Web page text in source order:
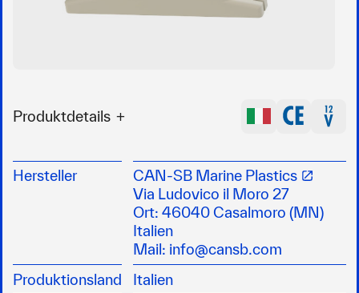
Produktdetails
Durchmesser 25 mm + 2 x Durchmesser 19
mm) und 2 Auslassarmaturen mit einem
Durchmesser von 19 mm
Ausgestattet mit einem Niveauschalter mit
verzögerter Abschaltung, um das vollständige
Entleeren, der in den Rohren verbleibenden
Flüssigkeiten, zu ermöglichen
Hersteller
CAN-SB Marine Plastics
Via Ludovico il Moro 27
Ort: 46040 Casalmoro (MN)
Italien
Mail: info@cansb.com
Produktionsland
Italien